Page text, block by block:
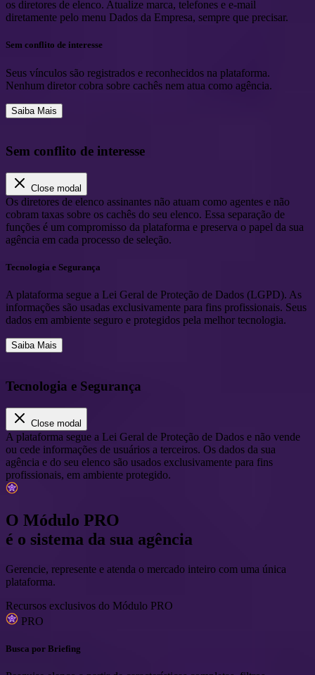
os diretores de elenco. Atualize marca, telefones e e-mail
diretamente pelo menu Dados da Empresa, sempre que precisar.
Sem conflito de interesse
Seus vínculos são registrados e reconhecidos na plataforma.
Nenhum diretor cobra sobre cachês nem atua como agência.
Saiba Mais
Sem conflito de interesse
Close modal
Os diretores de elenco assinantes não atuam como agentes e não
cobram taxas sobre os cachês do seu elenco. Essa separação de
funções é um compromisso da plataforma e preserva o papel da sua
agência em cada processo de seleção.
Tecnologia e Segurança
A plataforma segue a Lei Geral de Proteção de Dados (LGPD). As
informações são usadas exclusivamente para fins profissionais. Seus
dados em ambiente seguro e protegidos pela melhor tecnologia.
Saiba Mais
Tecnologia e Segurança
Close modal
A plataforma segue a Lei Geral de Proteção de Dados e não vende
ou cede informações de usuários a terceiros. Os dados da sua
agência e do seu elenco são usados exclusivamente para fins
profissionais, em ambiente protegido.
O Módulo PRO
é o sistema da sua agência
Gerencie, represente e atenda o mercado inteiro com uma única
plataforma.
Recursos exclusivos do Módulo PRO
PRO
Busca por Briefing